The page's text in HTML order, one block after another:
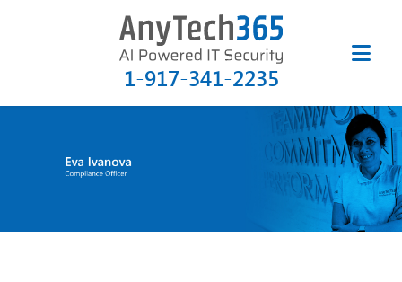
1-917-341-2235